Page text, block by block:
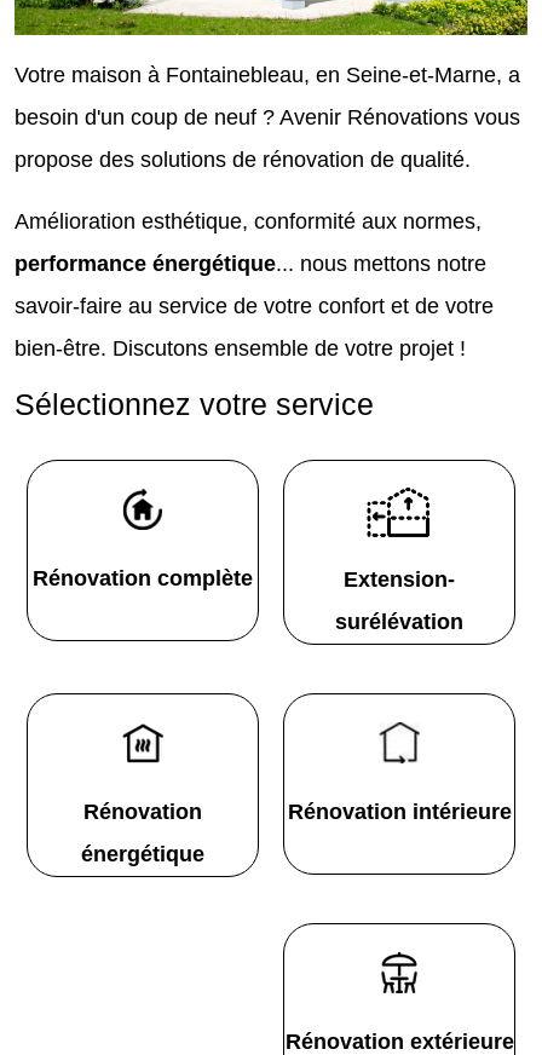
Votre maison à Fontainebleau, en Seine-et-Marne, a
besoin d'un coup de neuf ? Avenir Rénovations vous
propose des solutions de rénovation de qualité.
Amélioration esthétique, conformité aux normes,
performance énergétique... nous mettons notre
savoir-faire au service de votre confort et de votre
bien-être. Discutons ensemble de votre projet !
Sélectionnez votre service
Rénovation complète
Extension-
surélévation
Rénovation
énergétique
Rénovation intérieure
Rénovation extérieure